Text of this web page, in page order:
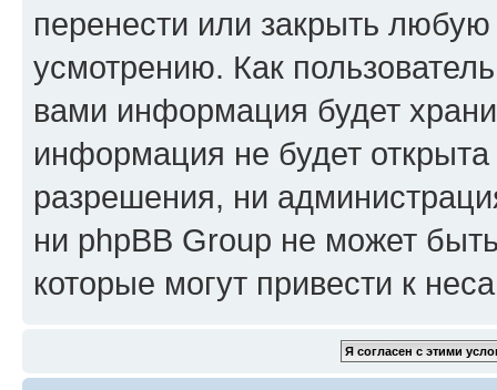
перенести или закрыть
усмотрению. Как
вами информация будет
информация не будет
разрешения, ни
ни phpBB Group не может
которые могут привести к